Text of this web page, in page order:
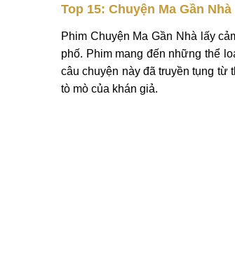
Top 15: Chuyện Ma Gần Nhà
Phim Chuyện Ma Gần Nhà lấy
phố. Phim mang đến những thể
câu chuyện này đã truyền tụng từ
tò mò của khán giả.